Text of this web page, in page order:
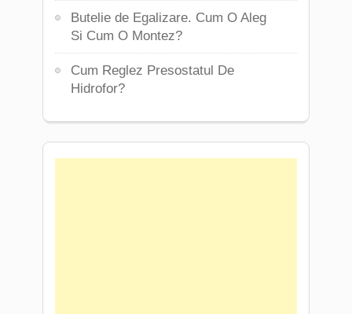
Butelie de Egalizare. Cum O Aleg
Si Cum O Montez?
Cum Reglez Presostatul De
Hidrofor?